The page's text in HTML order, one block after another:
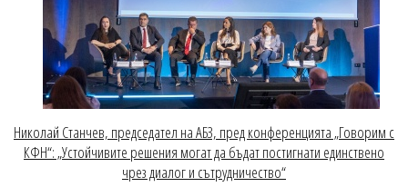
Николай Станчев, председател на АБЗ, пред конференцията „Говорим с
КФН“: „Устойчивите решения могат да бъдат постигнати единствено
чрез диалог и сътрудничество“